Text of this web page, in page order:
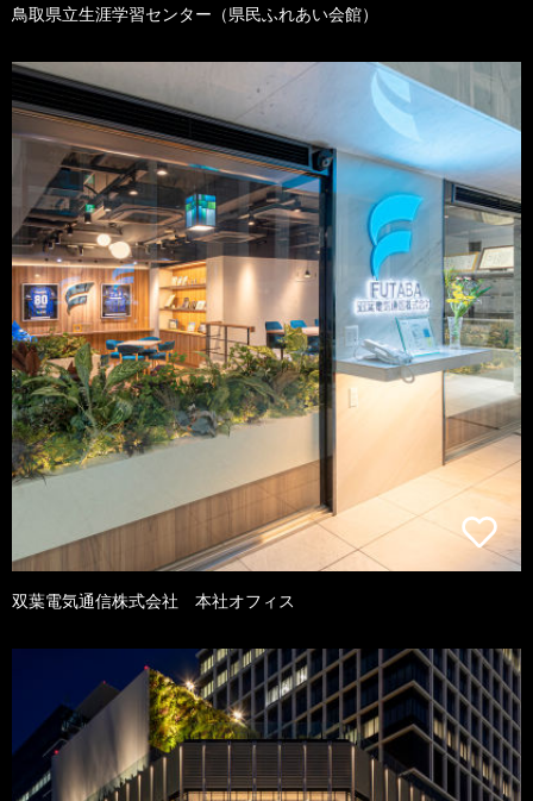
鳥取県立生涯学習センター（県民ふれあい会館）
双葉電気通信株式会社 本社オフィス